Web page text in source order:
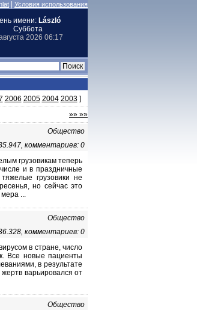
Условия использования
имени: László
Суббота
2026 06:17
2006 2005 2004 2003 ]
»» »»
Общество
комментариев: 0
грузовикам теперь
и в праздничные
грузовики не
но сейчас это
...
Общество
комментариев: 0
в стране, число
Все новые пациенты
в результате
варьировался от
Общество